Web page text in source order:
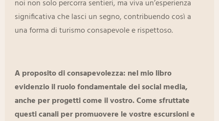
noi non solo percorra sentieri, ma viva un’esperienza
significativa che lasci un segno, contribuendo così a
una forma di turismo consapevole e rispettoso.
A proposito di consapevolezza: nel mio libro
evidenzio il ruolo fondamentale dei social media,
anche per progetti come il vostro. Come sfruttate
questi canali per promuovere le vostre escursioni e